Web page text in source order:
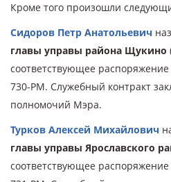
Кроме того произошли
Сидоров Петр Анатольевич
главы управы района Щукино
соответствующее
730-РМ. Служебный контракт
полномочий Мэра.
Турков Алексей Михайлович
главы управы Ярославского
соответствующее